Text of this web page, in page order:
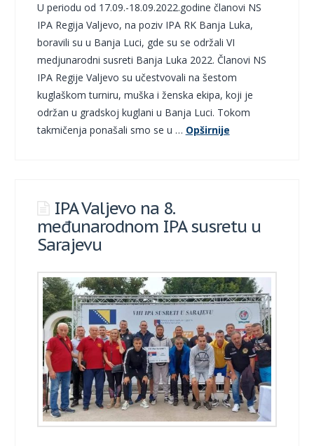
U periodu od 17.09.-18.09.2022.godine članovi NS
IPA Regija Valjevo, na poziv IPA RK Banja Luka,
boravili su u Banja Luci, gde su se održali VI
medjunarodni susreti Banja Luka 2022. Članovi NS
IPA Regije Valjevo su učestvovali na šestom
kuglaškom turniru, muška i ženska ekipa, koji je
održan u gradskoj kuglani u Banja Luci. Tokom
takmičenja ponašali smo se u … Opširnije
IPA Valjevo na 8.
međunarodnom IPA susretu u
Sarajevu